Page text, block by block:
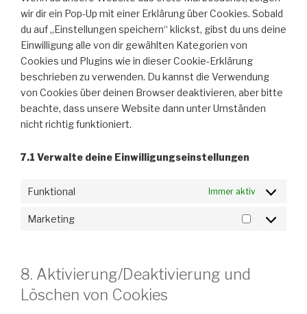
wir dir ein Pop-Up mit einer Erklärung über Cookies. Sobald
du auf „Einstellungen speichern“ klickst, gibst du uns deine
Einwilligung alle von dir gewählten Kategorien von
Cookies und Plugins wie in dieser Cookie-Erklärung
beschrieben zu verwenden. Du kannst die Verwendung
von Cookies über deinen Browser deaktivieren, aber bitte
beachte, dass unsere Website dann unter Umständen
nicht richtig funktioniert.
7.1 Verwalte deine Einwilligungseinstellungen
Funktional Immer aktiv
Marketing Marketing
8. Aktivierung/Deaktivierung und
Löschen von Cookies